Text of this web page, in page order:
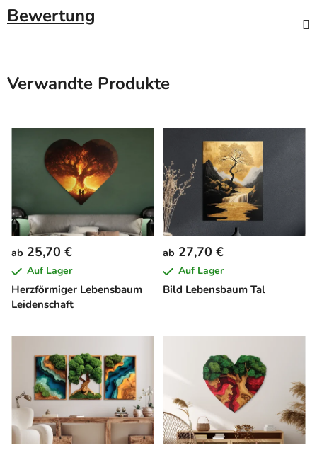
Bewertung
Verwandte Produkte
Herzförmiger Lebensbaum
Leidenschaft
ab 25,70 €
Auf Lager
Bild Lebensbaum Tal
ab 27,70 €
Auf Lager